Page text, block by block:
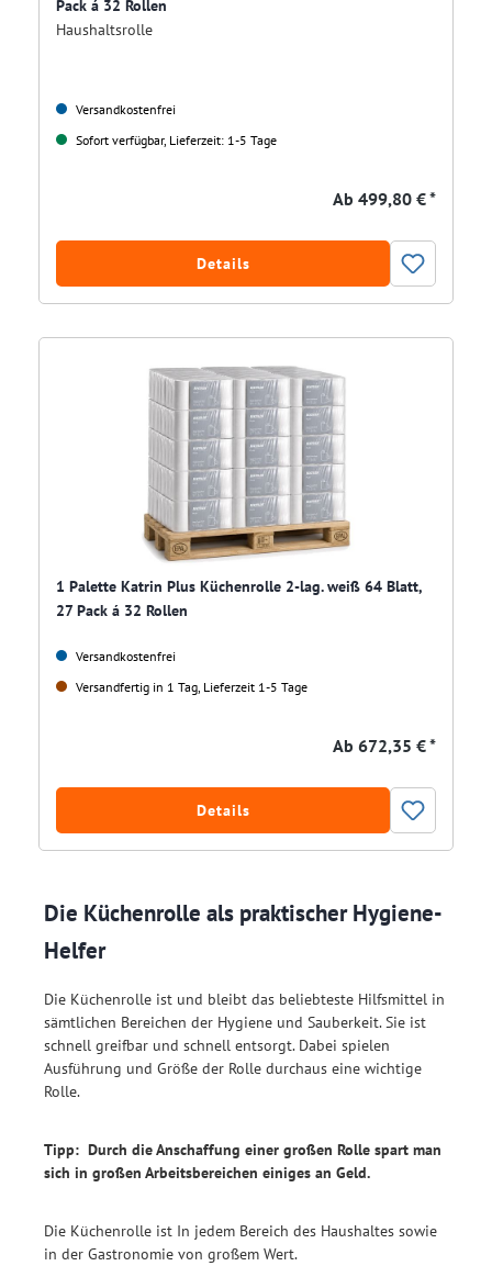
Pack á 32 Rollen
Haushaltsrolle
Versandkostenfrei
Sofort verfügbar, Lieferzeit: 1-5 Tage
Ab 499,80 € *
Details
1 Palette Katrin Plus Küchenrolle 2-lag. weiß 64 Blatt,
27 Pack á 32 Rollen
Versandkostenfrei
Versandfertig in 1 Tag, Lieferzeit 1-5 Tage
Ab 672,35 € *
Details
Die Küchenrolle als praktischer Hygiene-
Helfer
Die Küchenrolle ist und bleibt das beliebteste Hilfsmittel in
sämtlichen Bereichen der Hygiene und Sauberkeit. Sie ist
schnell greifbar und schnell entsorgt. Dabei spielen
Ausführung und Größe der Rolle durchaus eine wichtige
Rolle.
Tipp: Durch die Anschaffung einer großen Rolle spart man
sich in großen Arbeitsbereichen einiges an Geld.
Die Küchenrolle ist In jedem Bereich des Haushaltes sowie
in der Gastronomie von großem Wert.